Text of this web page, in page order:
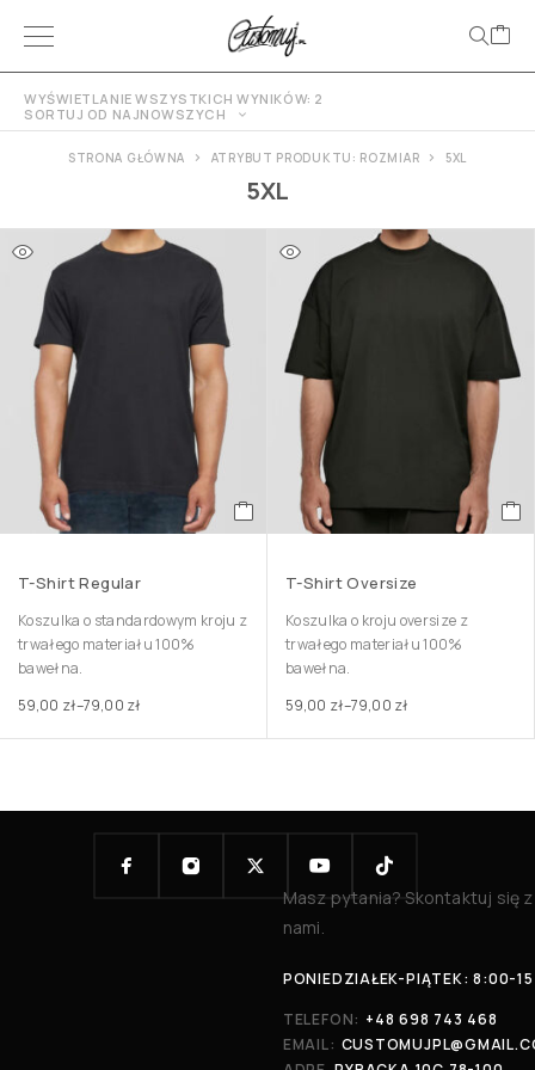
WYŚWIETLANIE WSZYSTKICH WYNIKÓW: 2
SORTUJ OD NAJNOWSZYCH
5XL
STRONA GŁÓWNA ATRYBUT PRODUKTU: ROZMIAR 5XL
T-Shirt Regular
Koszulka o standardowym kroju z
trwałego materiału 100%
bawełna.
59,00 zł–79,00 zł
T-Shirt Oversize
Koszulka o kroju oversize z
trwałego materiału 100%
bawełna.
59,00 zł–79,00 zł
Masz pytania? Skontaktuj się z
nami.
PONIEDZIAŁEK-PIĄTEK: 8:00-
TELEFON: +48 698 743 468
EMAIL: